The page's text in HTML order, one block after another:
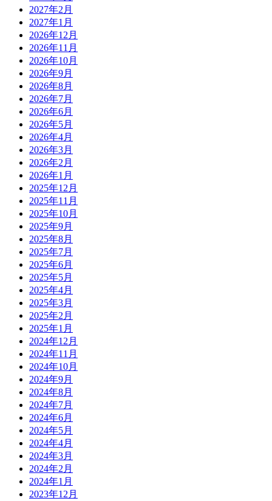
2027年2月
2027年1月
2026年12月
2026年11月
2026年10月
2026年9月
2026年8月
2026年7月
2026年6月
2026年5月
2026年4月
2026年3月
2026年2月
2026年1月
2025年12月
2025年11月
2025年10月
2025年9月
2025年8月
2025年7月
2025年6月
2025年5月
2025年4月
2025年3月
2025年2月
2025年1月
2024年12月
2024年11月
2024年10月
2024年9月
2024年8月
2024年7月
2024年6月
2024年5月
2024年4月
2024年3月
2024年2月
2024年1月
2023年12月